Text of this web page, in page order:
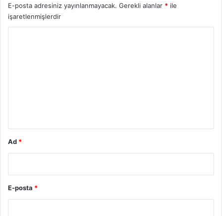
E-posta adresiniz yayınlanmayacak. Gerekli alanlar * ile
işaretlenmişlerdir
Ad *
E-posta *